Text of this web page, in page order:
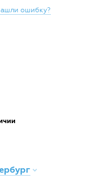
ошибку?